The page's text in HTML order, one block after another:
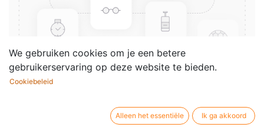
Gespräch Jesu mit
Nikodemus (1939) (Violin 2)
We gebruiken cookies om je een betere
gebruikerservaring op deze website te bieden.
Cookiebeleid
Alleen het essentiële Ik ga akkoord